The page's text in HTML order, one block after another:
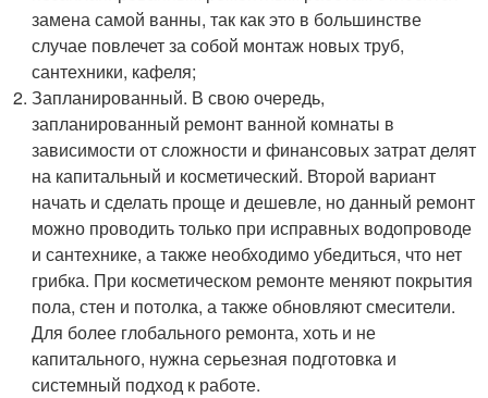
замена самой ванны, так как это в большинстве
случае повлечет за собой монтаж новых труб,
сантехники, кафеля;
Запланированный. В свою очередь,
запланированный ремонт ванной комнаты в
зависимости от сложности и финансовых затрат делят
на капитальный и косметический. Второй вариант
начать и сделать проще и дешевле, но данный ремонт
можно проводить только при исправных водопроводе
и сантехнике, а также необходимо убедиться, что нет
грибка. При косметическом ремонте меняют покрытия
пола, стен и потолка, а также обновляют смесители.
Для более глобального ремонта, хоть и не
капитального, нужна серьезная подготовка и
системный подход к работе.